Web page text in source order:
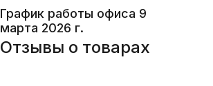
График работы офиса 9
марта 2026 г.
Отзывы о товарах